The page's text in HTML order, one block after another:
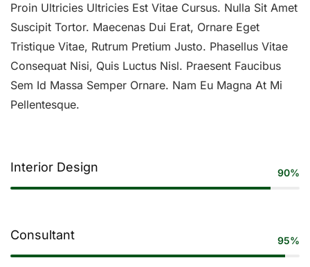
Proin Ultricies Ultricies Est Vitae Cursus. Nulla Sit Amet
Suscipit Tortor. Maecenas Dui Erat, Ornare Eget
Tristique Vitae, Rutrum Pretium Justo. Phasellus Vitae
Consequat Nisi, Quis Luctus Nisl. Praesent Faucibus
Sem Id Massa Semper Ornare. Nam Eu Magna At Mi
Pellentesque.
Interior Design 90%
Consultant 95%